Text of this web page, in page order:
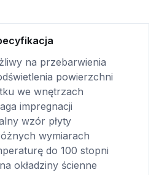
na przebarwienia
powierzchni
we wnętrzach
impregnacji
wzór płyty
wymiarach
do 100 stopni
okładziny ścienne